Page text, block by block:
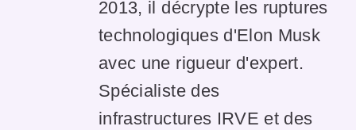
2013, il décrypte les ruptures
technologiques d'Elon Musk
avec une rigueur d'expert.
Spécialiste des
infrastructures IRVE et des